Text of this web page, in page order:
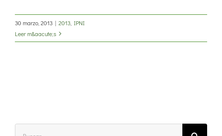
30 marzo, 2013 | 2013 IPNI
Leer m&aacute;s